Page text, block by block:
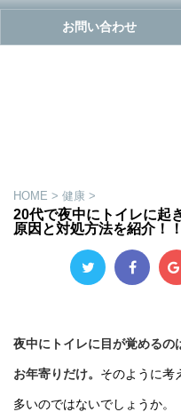
お問い合わせ
HOME > 健康 >
20代で夜中にトイレに起
原因と対処方法を紹介！！
夜中にトイレに目が覚めるの
お年寄りだけ。 そのように考
多いのではないでしょうか。